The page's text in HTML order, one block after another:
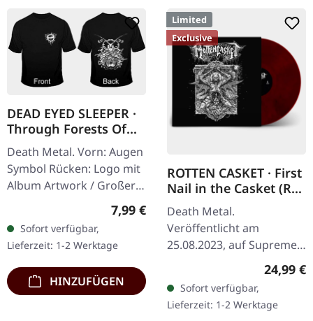
DEAD EYED SLEEPER ·
Through Forests Of
Nonentities Bug TS |
T-SHIRT L
Death Metal. Vorn: Augen
Symbol Rücken: Logo mit
Album Artwork / Großer
stilisierter Käfer 100%
Baumwolle, Fruit Of The
Loom Heavy Cotton
Regulärer Preis:
7,99 €
Sofort verfügbar,
Lieferzeit: 1-2 Werktage
HINZUFÜGEN
Limited
Exclusive
ROTTEN CASKET · First
Nail in the Casket (Re-
Release) | RED/BLACK
LP
Death Metal.
Veröffentlicht am
25.08.2023, auf Supreme
Chaos Records. SCR
exklusiv! Re-Release auf
transparent rot/schwarz
marmoriertem Vinyl,…
24,99 €
Sofort verfügbar,
Lieferzeit: 1-2 Werktage